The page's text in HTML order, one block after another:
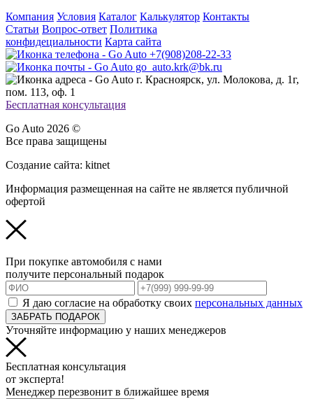
Компания Условия Каталог Калькулятор Контакты
Статьи Вопрос-ответ Политика
конфидециальности Карта сайта
+7(908)208-22-33
go_auto.krk@bk.ru
г. Красноярск, ул. Молокова, д. 1г,
пом. 113, оф. 1
Бесплатная консультация
Go Auto 2026 ©
Все права защищены
Создание сайта: kitnet
Информация размещенная на сайте не является публичной
офертой
При покупке автомобиля с нами
получите персональный подарок
Я даю согласие на обработку своих персональных данных
ЗАБРАТЬ ПОДАРОК
Уточняйте информацию у наших менеджеров
Бесплатная консультация
от эксперта!
Менеджер перезвонит в ближайшее время